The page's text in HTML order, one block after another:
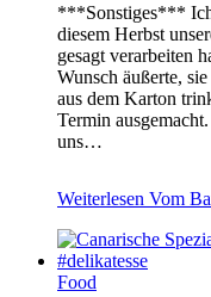
***Sonstiges***
diesem Herbst
gesagt verarbeiten
Wunsch äußerte,
aus dem Karton
Termin
uns…
Weiterlesen Vom
Food